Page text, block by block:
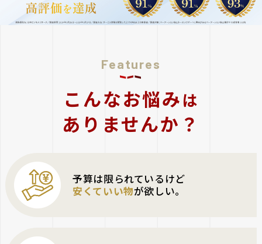
Features
こんなお悩みは
ありませんか？
予算は限られているけど
安くていい物が欲しい。